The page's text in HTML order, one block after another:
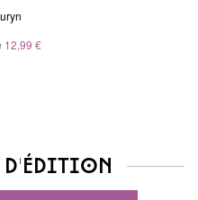
12,99 €
d'édition